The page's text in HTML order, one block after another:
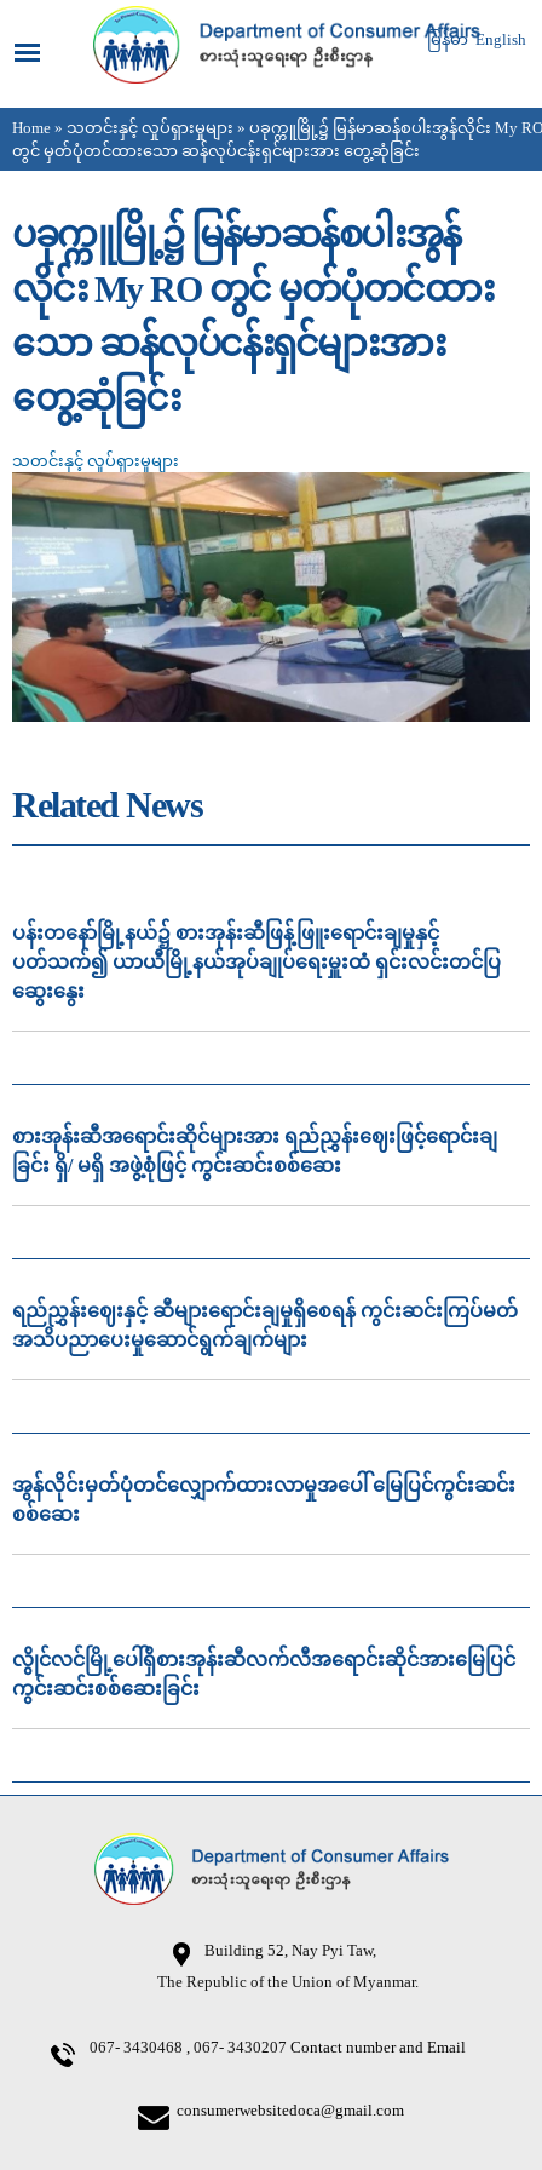
main
content
မြန်မာ English
You are here
Home » သတင်းနှင့် လှုပ်ရှားမှုများ » ပခုက္ကူမြို့၌ မြန်မာဆန်စပါးအွန်လိုင်း My RO
တွင် မှတ်ပုံတင်ထားသော ဆန်လုပ်ငန်းရှင်များအား တွေ့ဆုံ‌ခြင်း
ပခုက္ကူမြို့၌ မြန်မာဆန်စပါးအွန်
လိုင်း My RO တွင် မှတ်ပုံတင်ထား
သော ဆန်လုပ်ငန်းရှင်များအား
တွေ့ဆုံ‌ခြင်း
သတင်းနှင့် လှုပ်ရှားမှုများ
Related News
ပန်းတနော်မြို့နယ်၌ စားအုန်းဆီဖြန့်ဖြူးရောင်းချမှုနှင့်
ပတ်သက်၍ ယာယီမြို့နယ်အုပ်ချုပ်ရေးမှူးထံ ရှင်းလင်းတင်ပြ
ဆွေးနွေး
စားအုန်းဆီအရောင်းဆိုင်များအား ရည်ညွှန်းဈေးဖြင့်ရောင်းချ
ခြင်း ရှိ/ မရှိ အဖွဲ့စုံဖြင့် ကွင်းဆင်းစစ်ဆေး
ရည်ညွှန်းဈေးနှင့် ဆီများရောင်းချမှုရှိစေရန် ကွင်းဆင်းကြပ်မတ်
အသိပညာပေးမှုဆောင်ရွက်ချက်များ
အွန်လိုင်းမှတ်ပုံတင်လျှောက်ထားလာမှုအပေါ် မြေပြင်ကွင်းဆင်း
စစ်ဆေး
လွိုင်လင်မြို့ပေါ်ရှိစားအုန်းဆီလက်လီအရောင်းဆိုင်အားမြေပြင်
ကွင်းဆင်းစစ်ဆေးခြင်း
Building 52, Nay Pyi Taw,
The Republic of the Union of Myanmar.
067- 3430468 , 067- 3430207 Contact number and Email
consumerwebsitedoca@gmail.com